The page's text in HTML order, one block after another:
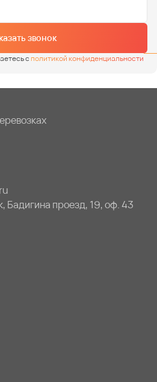
звонок
сполитикой конфиденциальности
Бадигина проезд, 19, оф. 43